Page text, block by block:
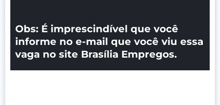
Obs: É imprescindível que você
informe no e-mail que você viu essa
vaga no site Brasília Empregos.